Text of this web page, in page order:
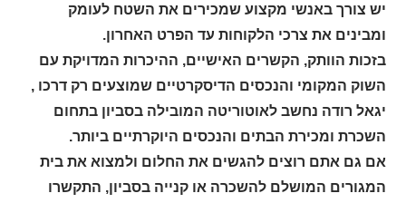
יש צורך באנשי מקצוע שמכירים את השטח לעומק
ומבינים את צרכי הלקוחות עד הפרט האחרון.
בזכות הוותק, הקשרים האישיים, ההיכרות המדויקת עם
השוק המקומי והנכסים הדיסקרטיים שמוצעים רק דרכו ,
יגאל רודה נחשב לאוטוריטה המובילה בסביון בתחום
השכרת ומכירת הבתים והנכסים היוקרתיים ביותר.
אם גם אתם רוצים להגשים את החלום ולמצוא את בית
המגורים המושלם להשכרה או קנייה בסביון, התקשרו